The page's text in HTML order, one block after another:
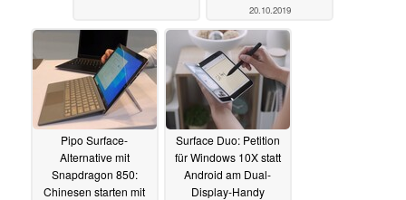
20.10.2019
Pipo Surface-
Alternative mit
Snapdragon 850:
Chinesen starten mit
Surface Duo: Petition
für Windows 10X statt
Android am Dual-
Display-Handy